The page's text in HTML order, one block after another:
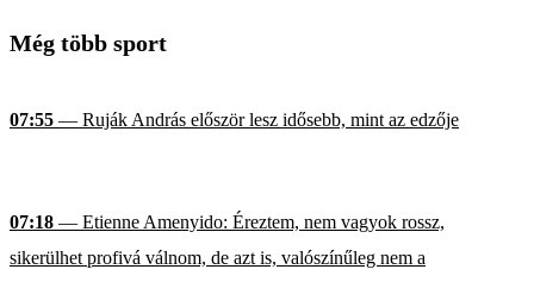
Még több sport
07:55 — Ruják András először lesz idősebb, mint az edzője
07:18 — Etienne Amenyido: Éreztem, nem vagyok rossz,
sikerülhet profivá válnom, de azt is, valószínűleg nem a